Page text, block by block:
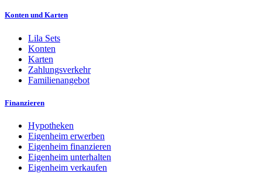
Konten und Karten
Lila Sets
Konten
Karten
Zahlungsverkehr
Familienangebot
Finanzieren
Hypotheken
Eigenheim erwerben
Eigenheim finanzieren
Eigenheim unterhalten
Eigenheim verkaufen